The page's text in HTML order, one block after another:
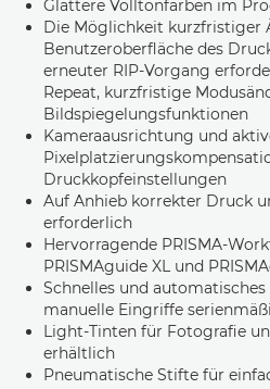
Glattere Volltonfarben im
Die Möglichkeit kurzfristiger
Benutzeroberfläche des
erneuter RIP-Vorgang
Repeat, kurzfristige
Bildspiegelungsfunktionen
Kameraausrichtung und
Druckkopfeinstellungen
Auf Anhieb korrekter Druck
erforderlich
Hervorragende PRISMA-
PRISMAguide XL und
Schnelles und
manuelle Eingriffe
Light-Tinten für Fotografie
erhältlich
Pneumatische Stifte für